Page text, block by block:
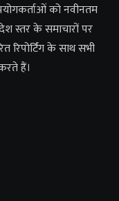
को नवीनतम
स्तर के समाचारों पर
रिपोर्टिंग के साथ सभी
हैं।